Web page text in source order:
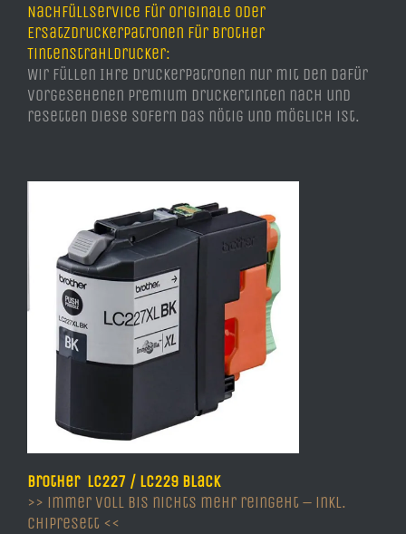
Nachfüllservice für Originale oder
Ersatzdruckerpatronen für Brother
Tintenstrahldrucker:
Wir füllen Ihre Druckerpatronen nur mit den dafür
vorgesehenen Premium Druckertinten nach und
resetten diese sofern das nötig und möglich ist.
Brother LC227 / LC229 Black
>> immer voll bis nichts mehr reingeht – inkl.
Chipresett <<